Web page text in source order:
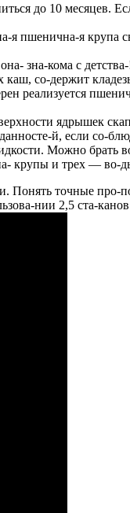
до 10 месяцев.
я пшенична-я
зна-кома с
каш, со-держит
реализуется
ядрышек
й, если со-
Можно брать
крупы и трех — во-
точные про-
нии 2,5 ста-